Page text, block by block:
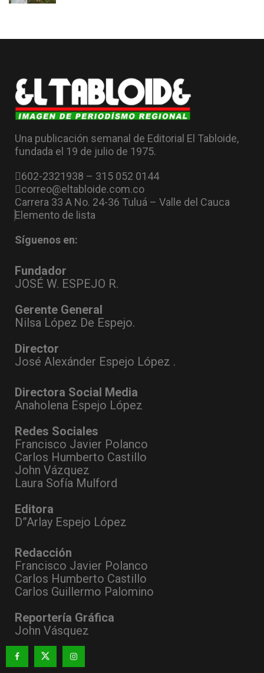
Una publicación semanal de Editorial El Tabloide,
fundada el 19 de julio de 1975.
602-2321938 – 315 052 0144
correo@eltabloide.com.co
Carrera 33 A No. 24-36 Tuluá – Valle del Cauca
Elemento de lista
Síguenos en:
Fundador
JOSÉ W. ESPEJO R.
Gerente General
Nilsa López De Espejo.
Director
José Alexánder Espejo López .
Directora Social Media
Anaholena Espejo López
Redes Sociales
Francisco Javier Polanco
Carlos Humberto Castillo
John Vázquez
Laura Sofía Mulford
Editora
D”Arlay Espejo López
Redacción
Francisco Javier Polanco
Carlos Humberto Castillo
Carlos Guillermo Palomino
Reportería Gráfica
John Vásquez